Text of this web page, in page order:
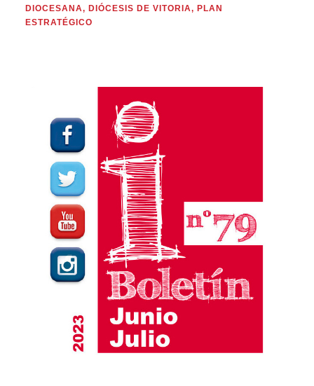
DIOCESANA, DIÓCESIS DE VITORIA, PLAN
ESTRATÉGICO